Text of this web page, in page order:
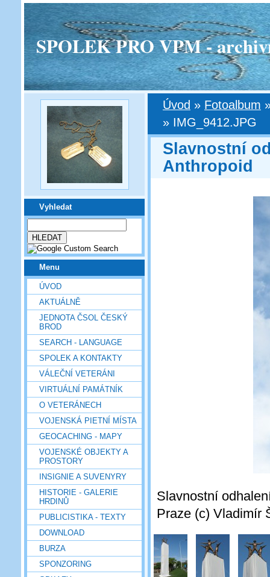
SPOLEK PRO VPM -
Vyhledat
Menu
ÚVOD
AKTUÁLNĚ
JEDNOTA ČSOL ČESKÝ
BROD
SEARCH - LANGUAGE
SPOLEK A KONTAKTY
VÁLEČNÍ VETERÁNI
VIRTUÁLNÍ PAMÁTNÍK
O VETERÁNECH
VOJENSKÁ PIETNÍ MÍSTA
GEOCACHING - MAPY
VOJENSKÉ OBJEKTY A
PROSTORY
INSIGNIE A SUVENYRY
HISTORIE - GALERIE
HRDINŮ
PUBLICISTIKA - TEXTY
DOWNLOAD
BURZA
SPONZORING
Úvod » Fotoalbum
» IMG_9412.JPG
Slavnostní
Anthropoid
Slavnostní
Praze (c) Vladimír